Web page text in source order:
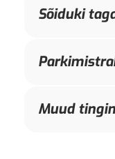
Sõiduki
Muud